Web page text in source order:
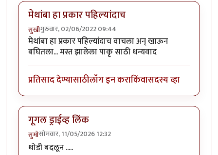
मेथांबा हा प्रकार पहिल्यांदाच
सुखीगुरुवार, 02/06/2022 09:44
मेथांबा हा प्रकार पहिल्यांदाच वाचला अन् खाऊन
बघितला... मस्त झालेला पाकृ साठी धन्यवाद
प्रतिसाद देण्यासाठीलॉग इन कराकिंवासदस्य व्हा
गूगल ड्राईव्ह लिंक
सुमोसोमवार, 11/05/2026 12:32
थोडी बदलून .....